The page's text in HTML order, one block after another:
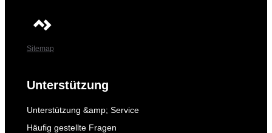
Sitemap
Unterstützung
Unterstützung &amp; Service
Häufig gestellte Fragen